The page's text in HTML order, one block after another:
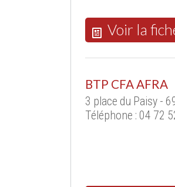
Voir la
BTP CFA AFRA
3 place du Paisy -
Téléphone : 04 72